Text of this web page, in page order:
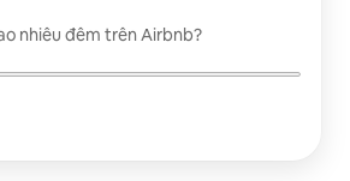
nhiêu đêm trên Airbnb?